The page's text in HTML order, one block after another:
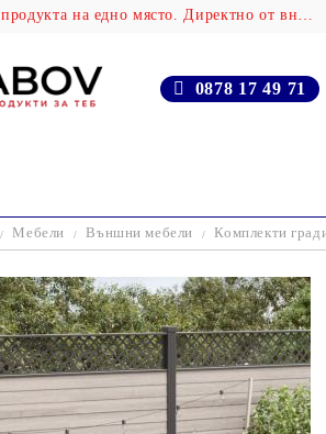
Крабов - Над 100 000 продукта на едно място. Директно от вносителя!
0878 17 49 71
Мебели Външни мебели Комплекти